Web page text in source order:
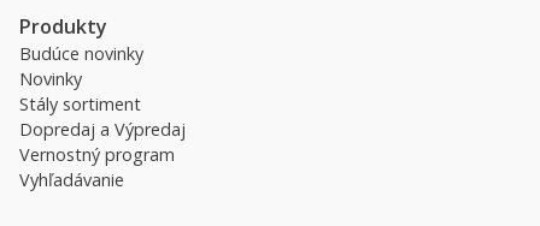
Produkty
Budúce novinky
Novinky
Stály sortiment
Dopredaj a Výpredaj
Vernostný program
Vyhľadávanie